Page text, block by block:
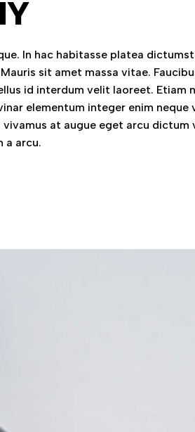
In hac habitasse platea
sit amet massa vitae.
id interdum velit laoreet. Etiam
elementum integer enim
at augue eget arcu dictum
a arcu.